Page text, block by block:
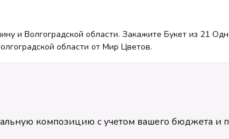
и Волгоградской области. Закажите Букет из 21
области от Мир Цветов.
композицию с учетом вашего бюджета и